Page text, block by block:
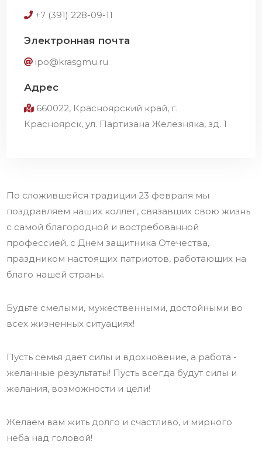
+7 (391) 228-09-11
Электронная почта
ipo@krasgmu.ru
Адрес
660022, Красноярский край, г.
Красноярск, ул. Партизана Железняка, зд. 1
По сложившейся традиции 23 февраля мы
поздравляем наших коллег, связавших свою жизнь
с самой благородной и востребованной
профессией, с Днем защитника Отечества,
праздником настоящих патриотов, работающих на
благо нашей страны.
Будьте смелыми, мужественными, достойными во
всех жизненных ситуациях!
Пусть семья дает силы и вдохновение, а работа -
желанные результаты! Пусть всегда будут силы и
желания, возможности и цели!
Желаем вам жить долго и счастливо, и мирного
неба над головой!